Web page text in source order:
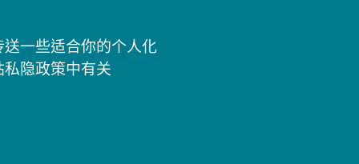
一些适合你的个人化
隐政策中有关